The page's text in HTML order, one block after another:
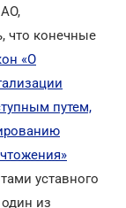
что конечные
«О
путем,
уставного
из